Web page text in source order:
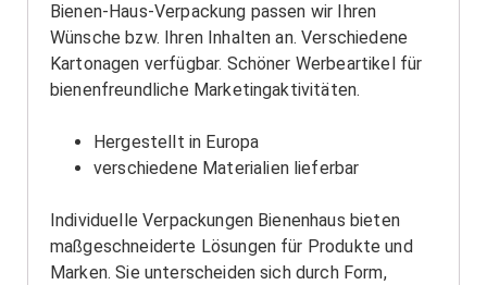
Bienen-Haus-Verpackung passen wir Ihren
Wünsche bzw. Ihren Inhalten an. Verschiedene
Kartonagen verfügbar. Schöner Werbeartikel für
bienenfreundliche Marketingaktivitäten.
Hergestellt in Europa
verschiedene Materialien lieferbar
Individuelle Verpackungen Bienenhaus bieten
maßgeschneiderte Lösungen für Produkte und
Marken. Sie unterscheiden sich durch Form,